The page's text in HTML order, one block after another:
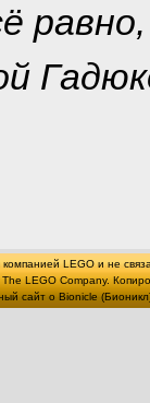
LEGO и не
LEGO Company.
сайт о Bionicle